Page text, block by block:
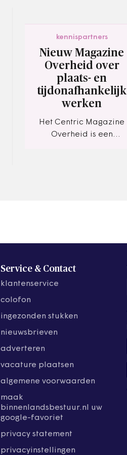
kennispartners
Nieuw Magazine
Overheid over
plaats- en
tijdonafhankelijk
werken
Het Centric Magazine
Overheid is een
Service & Contact
klantenservice
colofon
ingezonden stukken
nieuwsbrieven
adverteren
vacature plaatsen
algemene voorwaarden
maak
binnenlandsbestuur.nl uw
google-favoriet
privacy statement
privacyinstellingen